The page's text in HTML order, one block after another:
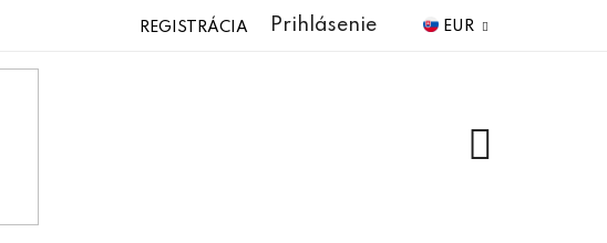
EUR
Prihlásenie
REGISTRÁCIA